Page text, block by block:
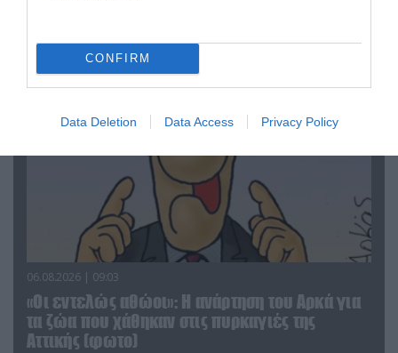
CONFIRM
Data Deletion Data Access Privacy Policy
06.08.2026 | 09:03
«Οι εντελώς αθώοι»: Η ανάρτηση του Αρκά για
τα ζώα που χάθηκαν στις πυρκαγιές της
Αττικής (φωτο)